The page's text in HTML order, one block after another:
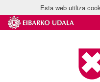
Esta web utiliza